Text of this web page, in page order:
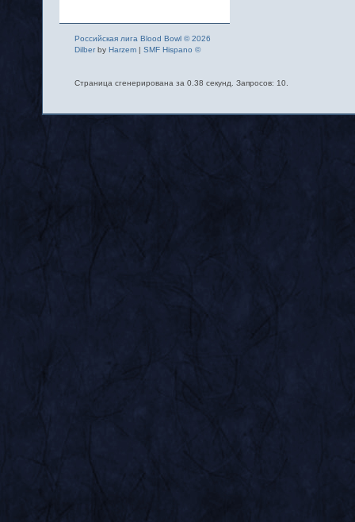
Российская лига Blood Bowl © 2026
Dilberby Harzem| SMF Hispano ©
Страница сгенерирована за 0.38 секунд. Запросов: 10.